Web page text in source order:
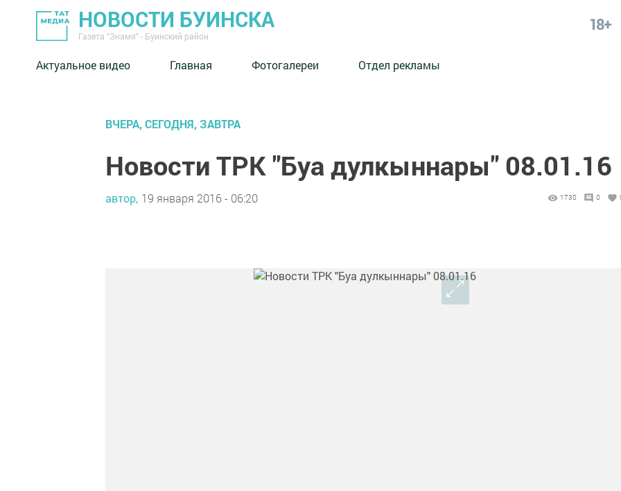
НОВОСТИ БУИНСКА
Газета "Знамя" - Буинский район
18+
Актуальное видео Главная Фотогалереи Отдел рекламы
ВЧЕРА, СЕГОДНЯ, ЗАВТРА
Новости ТРК "Буа дулкыннары" 08.01.16
автор, 19 января 2016 - 06:20 1730 0